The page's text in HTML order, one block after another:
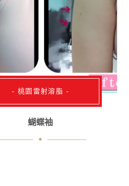
- 桃園雷射溶脂 -
蝴蝶袖